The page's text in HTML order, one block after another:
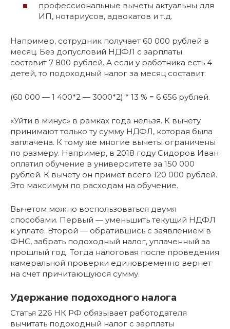
профессиональные вычеты актуальны для
ИП, нотариусов, адвокатов и т.д.
Например, сотрудник получает 60 000 рублей в
месяц. Без допусловий НДФЛ с зарплаты
составит 7 800 рублей. А если у работника есть 4
детей, то подоходный налог за месяц составит:
(60 000 — 1 400*2 — 3000*2) * 13 % = 6 656 рублей.
«Уйти в минус» в рамках года нельзя. К вычету
принимают только ту сумму НДФЛ, которая была
заплачена. К тому же многие вычеты ограничены
по размеру. Например, в 2018 году Сидоров Иван
оплатил обучение в университете за 150 000
рублей. К вычету он примет всего 120 000 рублей.
Это максимум по расходам на обучение.
Вычетом можно воспользоваться двумя
способами. Первый — уменьшить текущий НДФЛ
к уплате. Второй — обратившись с заявлением в
ФНС, забрать подоходный налог, уплаченный за
прошлый год. Тогда налоговая после проведения
камеральной проверки единовременно вернет
на счет причитающуюся сумму.
Удержание подоходного налога
Статья 226 НК РФ обязывает работодателя
вычитать подоходный налог с зарплаты